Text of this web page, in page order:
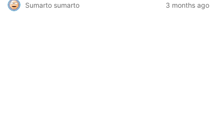
Sumarto sumarto 3 months ago